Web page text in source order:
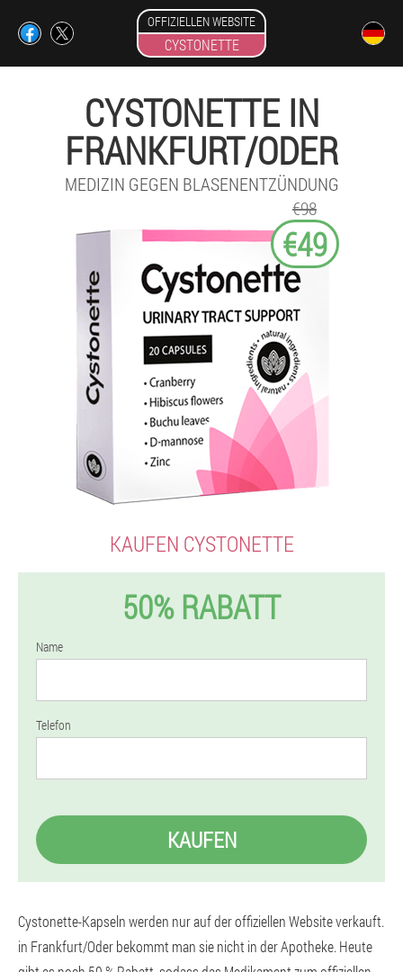
OFFIZIELLEN WEBSITE
CYSTONETTE
CYSTONETTE IN
FRANKFURT/ODER
MEDIZIN GEGEN BLASENENTZÜNDUNG
€98
€49
KAUFEN CYSTONETTE
50% RABATT
Name
Telefon
KAUFEN
Cystonette-Kapseln werden nur auf der offiziellen Website verkauft.
in Frankfurt/Oder bekommt man sie nicht in der Apotheke. Heute